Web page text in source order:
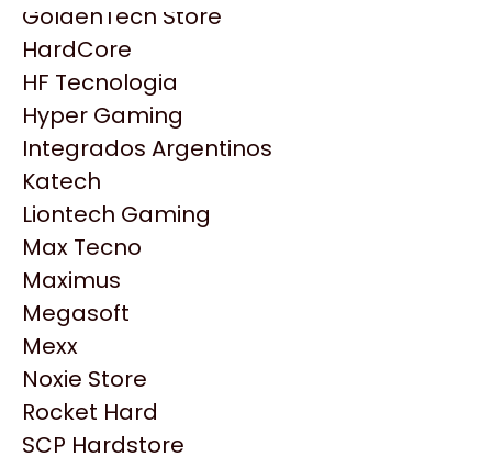
HP
HyperX
INNO3D
Intel
Kingston
Lenovo
Logitech
MSI
NVIDIA GeForce
NZXT
PNY
Palit
Philips
GoldenTech Store
HardCore
HF Tecnologia
Hyper Gaming
Integrados Argentinos
Katech
Liontech Gaming
Max Tecno
Maximus
Megasoft
Mexx
Noxie Store
Rocket Hard
SCP Hardstore
Productos
Similares
Explorá más productos similares